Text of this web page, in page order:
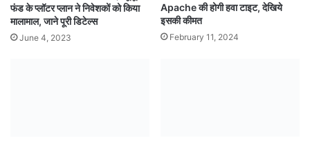
फंड के प्लॉटर प्लान ने निवेशकों को किया
मालामाल, जाने पूरी डिटेल्स
June 4, 2023
Apache की होगी हवा टाइट, देखिये
इसकी कीमत
February 11, 2024